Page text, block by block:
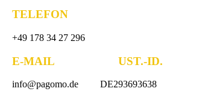
TELEFON
+49 178 34 27 296
E-MAIL UST.-ID.
info@pagomo.de DE293693638